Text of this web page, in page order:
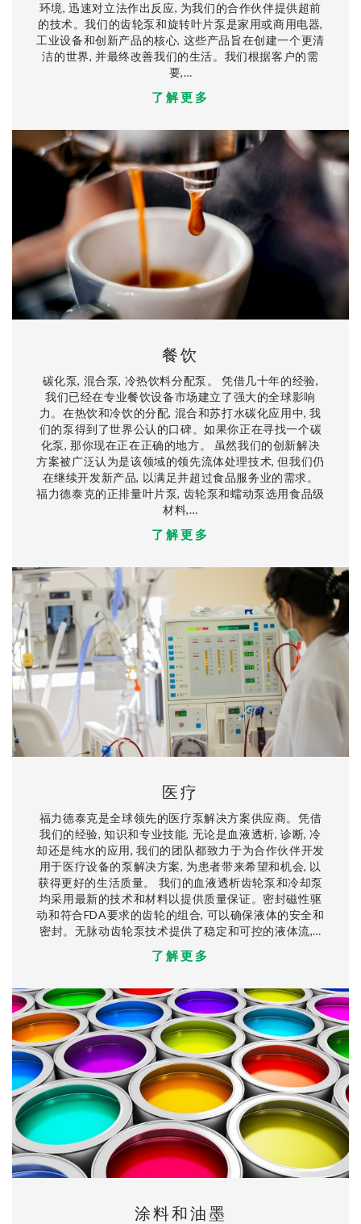
环境, 迅速对立法作出反应, 为我们的合作伙伴提供超前
的技术。我们的齿轮泵和旋转叶片泵是家用或商用电器,
工业设备和创新产品的核心, 这些产品旨在创建一个更清
洁的世界, 并最终改善我们的生活。我们根据客户的需
要,…
了解更多
餐饮
碳化泵, 混合泵, 冷热饮料分配泵。 凭借几十年的经验,
我们已经在专业餐饮设备市场建立了强大的全球影响
力。在热饮和冷饮的分配, 混合和苏打水碳化应用中, 我
们的泵得到了世界公认的口碑。如果你正在寻找一个碳
化泵, 那你现在正在正确的地方。 虽然我们的创新解决
方案被广泛认为是该领域的领先流体处理技术, 但我们仍
在继续开发新产品, 以满足并超过食品服务业的需求。
福力德泰克的正排量叶片泵, 齿轮泵和蠕动泵选用食品级
材料,…
了解更多
医疗
福力德泰克是全球领先的医疗泵解决方案供应商。凭借
我们的经验, 知识和专业技能, 无论是血液透析, 诊断, 冷
却还是纯水的应用, 我们的团队都致力于为合作伙伴开发
用于医疗设备的泵解决方案, 为患者带来希望和机会, 以
获得更好的生活质量。 我们的血液透析齿轮泵和冷却泵
均采用最新的技术和材料以提供质量保证。密封磁性驱
动和符合FDA要求的齿轮的组合, 可以确保液体的安全和
密封。无脉动齿轮泵技术提供了稳定和可控的液体流,…
了解更多
涂料和油墨